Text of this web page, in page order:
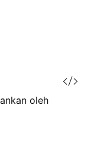
oleh